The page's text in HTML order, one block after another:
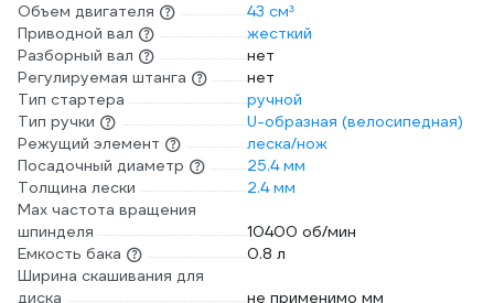
Объем двигателя
43 см³
Приводной вал
жесткий
Разборный вал
нет
Регулируемая штанга
нет
Тип стартера
ручной
Тип ручки
U-образная (велосипедная)
Режущий элемент
леска/нож
Посадочный диаметр
25.4 мм
Толщина лески
2.4 мм
Max частота вращения
шпинделя
10400 об/мин
Емкость бака
0.8 л
Ширина скашивания для
диска
не применимо мм